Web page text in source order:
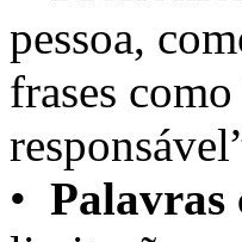
pessoa,
frases
• Palavras